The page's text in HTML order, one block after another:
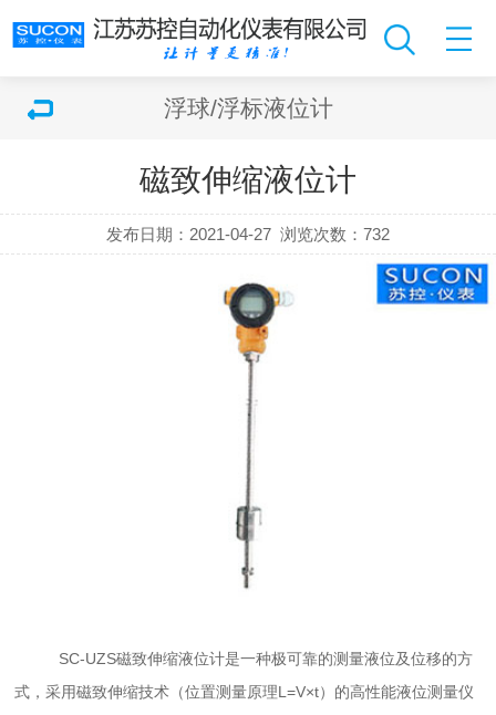
浮球/浮标液位计
磁致伸缩液位计
发布日期：2021-04-27 浏览次数：732
SC-UZS磁致伸缩液位计是一种极可靠的测量液位及位移的方
式，采用磁致伸缩技术（位置测量原理L=V×t）的高性能液位测量仪